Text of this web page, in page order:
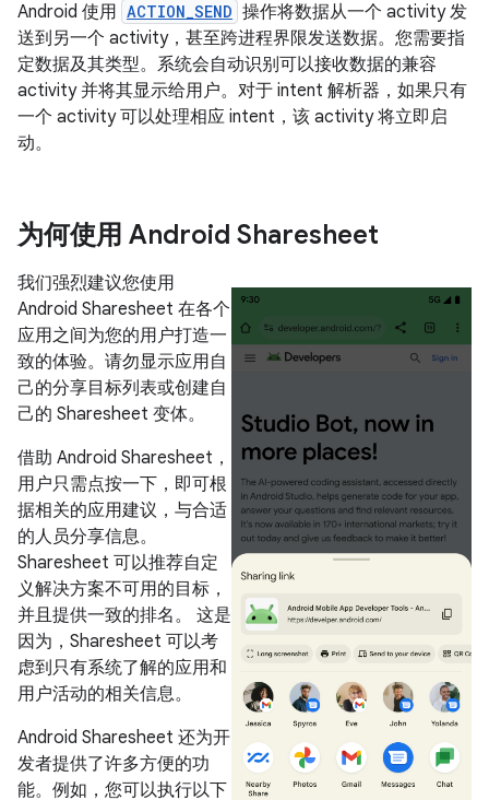
Android 使用 ACTION_SEND 操作将数据从一个 activity 发
送到另一个 activity，甚至跨进程界限发送数据。您需要指
定数据及其类型。系统会自动识别可以接收数据的兼容
activity 并将其显示给用户。对于 intent 解析器，如果只有
一个 activity 可以处理相应 intent，该 activity 将立即启
动。
为何使用 Android Sharesheet
我们强烈建议您使用
Android Sharesheet 在各个
应用之间为您的用户打造一
致的体验。请勿显示应用自
己的分享目标列表或创建自
己的 Sharesheet 变体。
借助 Android Sharesheet，
用户只需点按一下，即可根
据相关的应用建议，与合适
的人员分享信息。
Sharesheet 可以推荐自定
义解决方案不可用的目标，
并且提供一致的排名。 这是
因为，Sharesheet 可以考
虑到只有系统了解的应用和
用户活动的相关信息。
Android Sharesheet 还为开
发者提供了许多方便的功
能。例如，您可以执行以下